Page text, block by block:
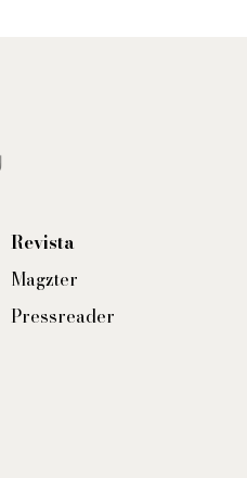
Revista
Magzter
Pressreader